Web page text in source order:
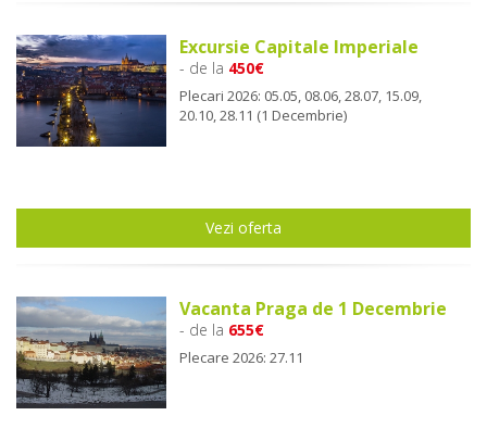
Excursie Capitale Imperiale
- de la 450€
Plecari 2026: 05.05, 08.06, 28.07, 15.09,
20.10, 28.11 (1 Decembrie)
Vezi oferta
Vacanta Praga de 1 Decembrie
- de la 655€
Plecare 2026: 27.11